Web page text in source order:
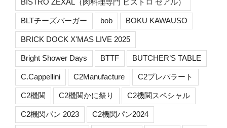
BISTRO ZEXAL（肉料理専門 ビストロ ゼアル）
BLTチーズバーガー bob BOKU KAWAUSO
BRICK DOCK X'MAS LIVE 2025
Bright Shower Days BTTF BUTCHER’S TABLE
C.Cappellini C2Manufacture C2プレパラート
C2機関 C2機関かに祭り C2機関スペシャル
C2機関パン 2023 C2機関パン2024